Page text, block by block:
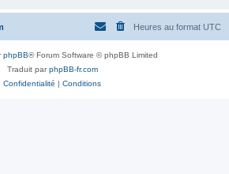
Heures au format UTC
phpBB® Forum Software © phpBB Limited
Traduit parphpBB-fr.com
Confidentialité | Conditions